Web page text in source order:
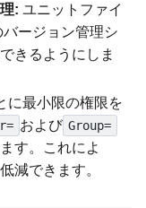
: ユニットファイ
ージョン管理シ
きるようにしま
に最小限の権限を
および Group=
す。これによ
減できます。